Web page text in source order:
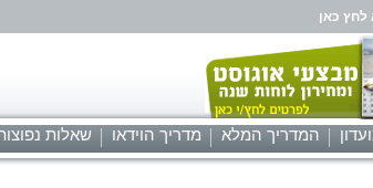
לחץ כאן
המדריך המלא מדריך הוידאו שאלות